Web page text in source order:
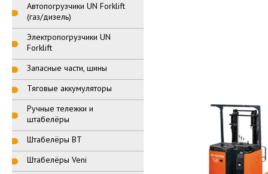
Автопогрузчики UN Forklift
(газ/дизель)
Электропогрузчики UN
Forklift
Запасные части, шины
Тяговые аккумуляторы
Ручные тележки и
штабелёры
Штабелёры BT
Штабелёры Veni